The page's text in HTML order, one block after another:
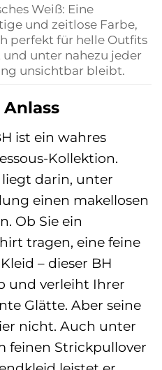
Weiß: Eine
und zeitlose Farbe,
perfekt für helle Outfits
unter nahezu jeder
unsichtbar bleibt.
ist ein wahres
Kollektion.
darin, unter
einen makellosen
Ob Sie ein
tragen, eine feine
– dieser BH
und verleiht Ihrer
Glätte. Aber seine
nicht. Auch unter
feinen Strickpullover